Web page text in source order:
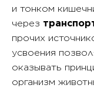
и тонком
через
прочих
усвоения
оказывать
организм